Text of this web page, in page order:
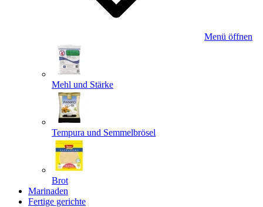
Menü öffnen
Mehl und Stärke
Tempura und Semmelbrösel
Brot
Marinaden
Fertige gerichte